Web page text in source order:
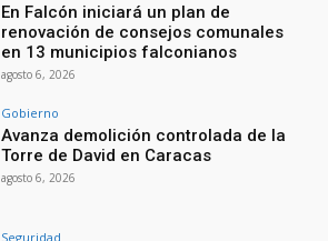
En Falcón iniciará un plan de
renovación de consejos comunales
en 13 municipios falconianos
agosto 6, 2026
Gobierno
Avanza demolición controlada de la
Torre de David en Caracas
agosto 6, 2026
Seguridad